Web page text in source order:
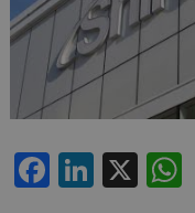
F
Li
X